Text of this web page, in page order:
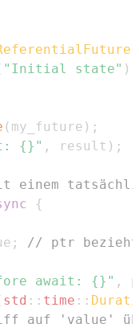
"Initial state" )
( my_future ) ;
{}" , result ) ;
einem
{
; // ptr
await: {}" ,
std :: time ::
auf 'value'